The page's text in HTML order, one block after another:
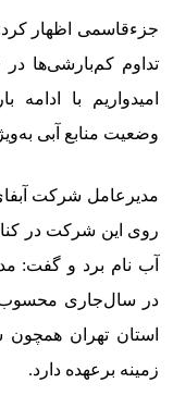
جزءقاسمی اظهار
تداوم کم‌بارشی‌ها
امیدواریم با
وضعیت منابع آبی
مدیرعامل شرکت
روی این شرکت در
آب نام برد و گفت:
در سال‌جاری
استان تهران
زمینه برعهده دارد.